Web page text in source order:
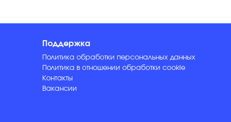
Поддержка
Политика обработки персональных данных
Политика в отношении обработки cookie
Контакты
Вакансии